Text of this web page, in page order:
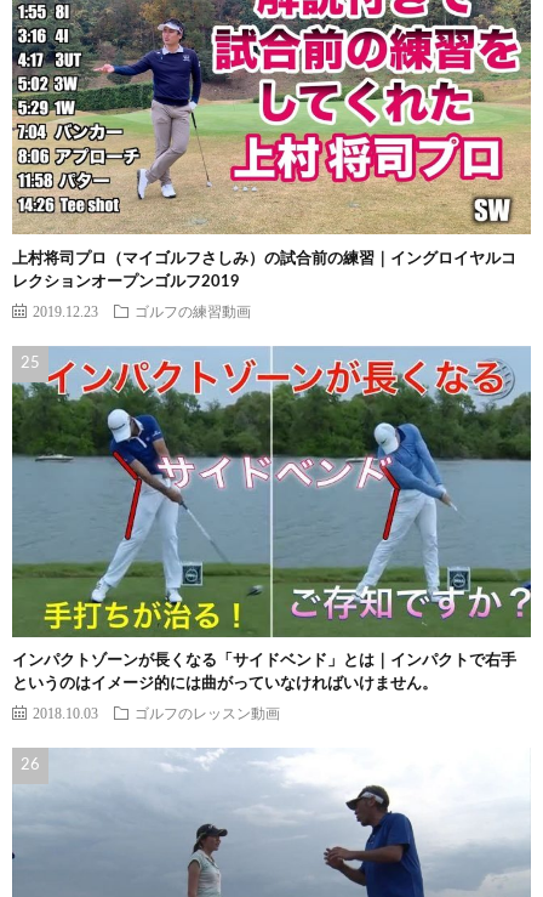
上村将司プロ（マイゴルフさしみ）の試合前の練習｜イングロイヤルコ
レクションオープンゴルフ2019
2019.12.23 ゴルフの練習動画
インパクトゾーンが長くなる「サイドベンド」とは｜インパクトで右手
というのはイメージ的には曲がっていなければいけません。
2018.10.03 ゴルフのレッスン動画